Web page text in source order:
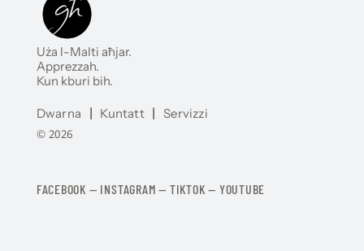
Uża l-Malti aħjar.
Apprezzah.
Kun kburi bih.
Dwarna | Kuntatt | Servizzi
© 2026
FACEBOOK — INSTAGRAM — TIKTOK — YOUTUBE